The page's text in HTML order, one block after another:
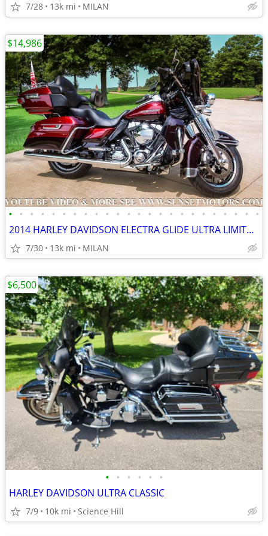
7/28 13k mi MILAN
• • • • • • • • • • • • • • • • • • • • • • • •
2014 HARLEY DAVIDSON ELECTRA GLIDE ULTRA LIMITED 12K MILES SEE VIDEO
7/30 13k mi MILAN
$14,986
• • • • • •
HARLEY DAVIDSON ULTRA CLASSIC
7/9 10k mi Science Hill
$6,500